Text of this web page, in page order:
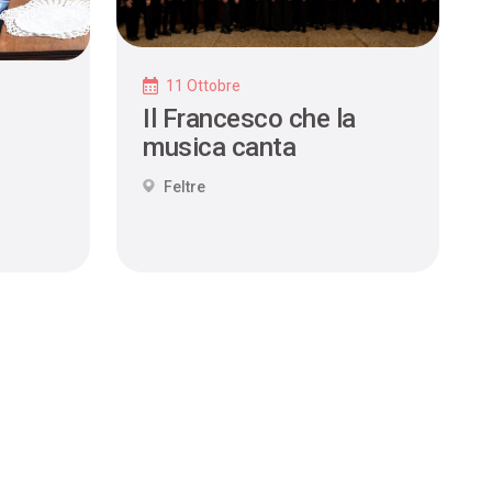
11 Ottobre
Il Francesco che la
musica canta
Feltre